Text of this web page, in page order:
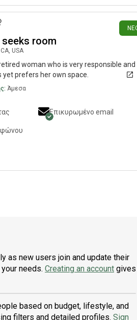
room
USA
woman who is very responsible and
prefers her own space.
Άμεσα
Επικυρωμένο email
as new users join and update their
needs. Creating an account gives
based on budget, lifestyle, and
filters and detailed profiles. Sign